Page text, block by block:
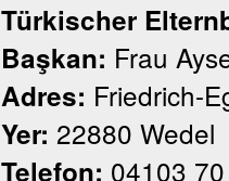
Türkischer
Başkan: Frau
Adres: Friedrich-
Yer: 22880 Wedel
Telefon: 04103